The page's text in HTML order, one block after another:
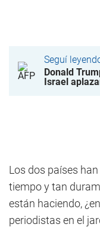
Seguí
Donald
Israel
Los dos países
tiempo y tan
están haciendo,
periodistas en el